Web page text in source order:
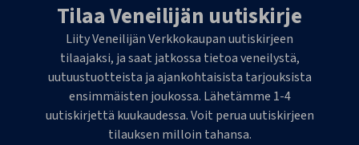
Tilaa Veneilijän uutiskirje
Liity Veneilijän Verkkokaupan uutiskirjeen
tilaajaksi, ja saat jatkossa tietoa veneilystä,
uutuustuotteista ja ajankohtaisista tarjouksista
ensimmäisten joukossa. Lähetämme 1-4
uutiskirjettä kuukaudessa. Voit perua uutiskirjeen
tilauksen milloin tahansa.